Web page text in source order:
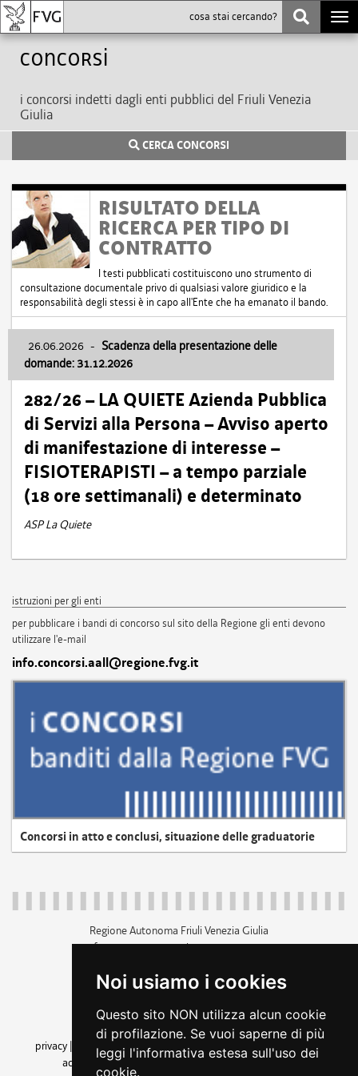
Noi usiamo i cookies
Questo sito NON utilizza alcun cookie
di profilazione. Se vuoi saperne di più
leggi l'informativa estesa sull'uso dei
cookie.
Concorsi
i concorsi indetti dagli enti pubblici del Friuli Venezia
Giulia
CERCA CONCORSI
RISULTATO DELLA
RICERCA PER TIPO DI
CONTRATTO
I testi pubblicati costituiscono uno strumento di
consultazione documentale privo di qualsiasi valore giuridico e la
responsabilità degli stessi è in capo all'Ente che ha emanato il bando.
26.06.2026 - Scadenza della presentazione delle
domande: 31.12.2026
282/26 – LA QUIETE Azienda Pubblica
di Servizi alla Persona – Avviso aperto
di manifestazione di interesse –
FISIOTERAPISTI – a tempo parziale
(18 ore settimanali) e determinato
ASP La Quiete
istruzioni per gli enti
per pubblicare i bandi di concorso sul sito della Regione gli enti devono
utilizzare l'e-mail
info.concorsi.aall@regione.fvg.it
Concorsi in atto e conclusi, situazione delle graduatorie
Regione Autonoma Friuli Venezia Giulia
c.f. 80014930327; p.iva 00526040324
+39 040 3771111
amministrazione trasparente
privacy
cookie |note legali accessibilità
dichiarazione di
accessibilità| feedback cambio preferenze cookie